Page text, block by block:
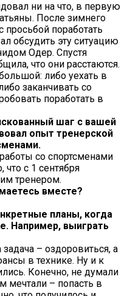
ни на что, в первую
После зимнего
просьбой поработать
обсудить эту ситуацию
Одер. Спустя
что они расстаются.
либо уехать в
заканчивать со
поработать в
шаг с вашей
опыт тренерской
со спортсменами
с 1 сентября
тренером.
вместе?
планы, когда
Например, выиграть
– оздоровиться, а
в технике. Ну и к
Конечно, не думали
мечтали – попасть в